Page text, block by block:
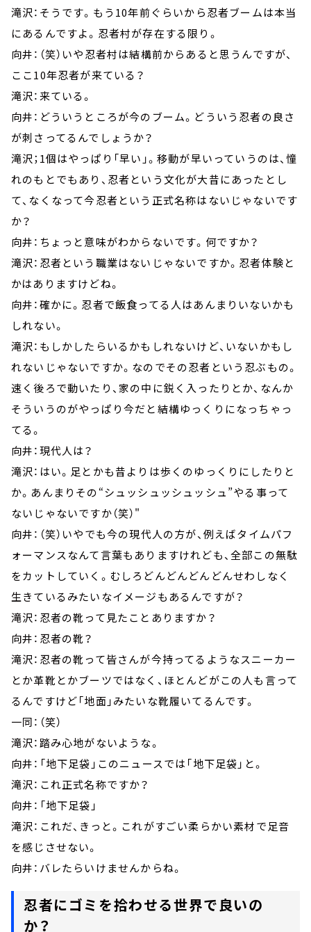
滝沢：そうです。もう10年前ぐらいから忍者ブームは本当
にあるんですよ。忍者村が存在する限り。
向井：（笑）いや忍者村は結構前からあると思うんですが、
ここ10年忍者が来ている？
滝沢：来ている。
向井：どういうところが今のブーム。どういう忍者の良さ
が刺さってるんでしょうか？
滝沢；1個はやっぱり「早い」。移動が早いっていうのは、憧
れのもとでもあり、忍者という文化が大昔にあったとし
て、なくなって今忍者という正式名称はないじゃないです
か？
向井：ちょっと意味がわからないです。何ですか？
滝沢：忍者という職業はないじゃないですか。忍者体験と
かはありますけどね。
向井：確かに。忍者で飯食ってる人はあんまりいないかも
しれない。
滝沢：もしかしたらいるかもしれないけど、いないかもし
れないじゃないですか。なのでその忍者という忍ぶもの。
速く後ろで動いたり、家の中に鋭く入ったりとか、なんか
そういうのがやっぱり今だと結構ゆっくりになっちゃっ
てる。
向井：現代人は？
滝沢：はい。足とかも昔よりは歩くのゆっくりにしたりと
か。あんまりその“シュッシュッシュッシュ”やる事って
ないじゃないですか（笑）"
向井：（笑）いやでも今の現代人の方が、例えばタイムパフ
ォーマンスなんて言葉もありますけれども、全部この無駄
をカットしていく。むしろどんどんどんどんせわしなく
生きているみたいなイメージもあるんですが？
滝沢：忍者の靴って見たことありますか？
向井：忍者の靴？
滝沢：忍者の靴って皆さんが今持ってるようなスニーカー
とか革靴とかブーツではなく、ほとんどがこの人も言って
るんですけど「地面」みたいな靴履いてるんです。
一同：（笑）
滝沢：踏み心地がないような。
向井：「地下足袋」このニュースでは「地下足袋」と。
滝沢：これ正式名称ですか？
向井：「地下足袋」
滝沢：これだ、きっと。これがすごい柔らかい素材で足音
を感じさせない。
向井：バレたらいけませんからね。
忍者にゴミを拾わせる世界で良いの
か？